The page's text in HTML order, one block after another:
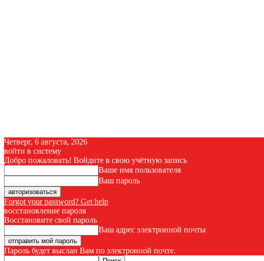
Четверг, 6 августа, 2026
войти в систему
Добро пожаловать! Войдите в свою учётную запись
Ваше имя пользователя
Ваш пароль
Forgot your password? Get help
восстановление пароля
Восстановите свой пароль
Ваш адрес электронной почты
Пароль будет выслан Вам по электронной почте.